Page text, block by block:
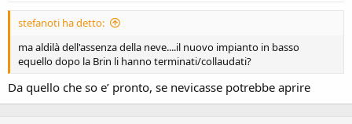
stefanoti ha detto:
ma aldilà dell'assenza della neve....il nuovo impianto in basso
equello dopo la Brin li hanno terminati/collaudati?
Da quello che so e’ pronto, se nevicasse potrebbe aprire